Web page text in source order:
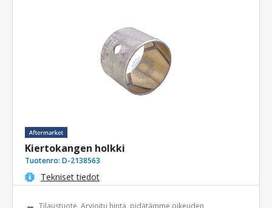
Kiertokangen holkki
Tuotenro: D-2138563
Tekniset tiedot
Tilaustuote. Arvioitu hinta, pidätämme oikeuden